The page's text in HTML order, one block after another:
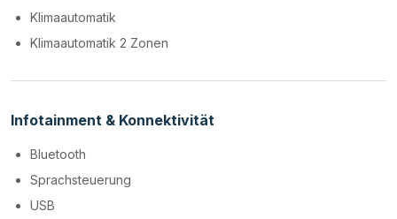
Klimaautomatik
Klimaautomatik 2 Zonen
Infotainment & Konnektivität
Bluetooth
Sprachsteuerung
USB